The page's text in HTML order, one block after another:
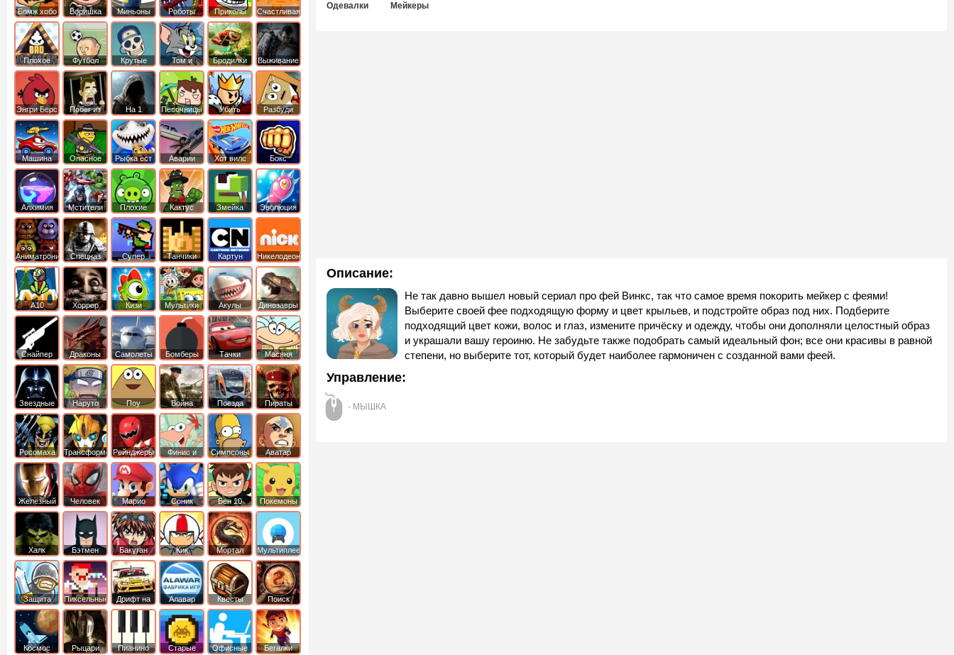
Одевалки Мейкеры
Описание:
Не так давно вышел новый сериал про фей Винкс, так что самое время покорить мейкер с феями!
Выберите своей фее подходящую форму и цвет крыльев, и подстройте образ под них. Подберите
подходящий цвет кожи, волос и глаз, измените причёску и одежду, чтобы они дополняли целостный образ
и украшали вашу героиню. Не забудьте также подобрать самый идеальный фон; все они красивы в равной
степени, но выберите тот, который будет наиболее гармоничен с созданной вами феей.
Управление:
- МЫШКА
Бомж хобо
Воришка
боб
Миньоны
Роботы
динозавры
Приколы
Счастливая
обезьянка
Плохое
мороженое
Футбол
головами
Крутые
Том и
джерри
Бродилки
Приключения
Выживание
Энгри Берс
Побег из
тюрьмы
На 1 Песочницы
Убить
короля
Разбуди
коробку
Машина
ест
машину
Опасное
оружие
Рыбка ест
рыбку
Аварии
машин
Хот вилс Бокс
Алхимия Мстители
Плохие
свинки
Кактус
маккой
Змейка Эволюция
Аниматроники Спецназ
Супер
бойцы
Танчики
Картун
нетворк
Никелодеон
А10 Хоррор Кизи Мультики Акулы Динозавры
Снайпер Драконы Самолеты Бомберы Тачки Масяня
Звездные
войны
Наруто Поу Война Поезда
Пираты
Карибского
Моря
Росомаха ТрансформерыРейнджеры
Самураи
Финис и
Ферб
Симпсоны
Аватар
легенда об
Аанге
Железный
человек
Человек
Паук
Марио Соник Бен 10 Покемоны
Халк Бэтмен Бакуган
Кик
Бутовский
Мортал
комбат
Мультиплеер
Защита
королевства
Пиксельные
Дрифт на
машинах
Алавар Квесты
Поиск
предметов
Космос Рыцари Пианино Старые Офисные Бегалки